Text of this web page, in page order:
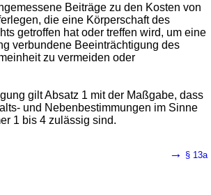
Beiträge zu den Kosten von
die eine Körperschaft des
getroffen hat oder treffen wird, um eine
verbundene Beeinträchtigung des
zu vermeiden oder
gilt Absatz 1 mit der Maßgabe, dass
und Nebenbestimmungen im Sinne
1 bis 4 zulässig sind.
→ § 13a